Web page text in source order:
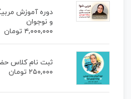
دوره آموزش
و نوجوان
۴,۰۰۰,۰۰۰ تومان
ثبت نام کلاس
۲۵۰,۰۰۰ تومان